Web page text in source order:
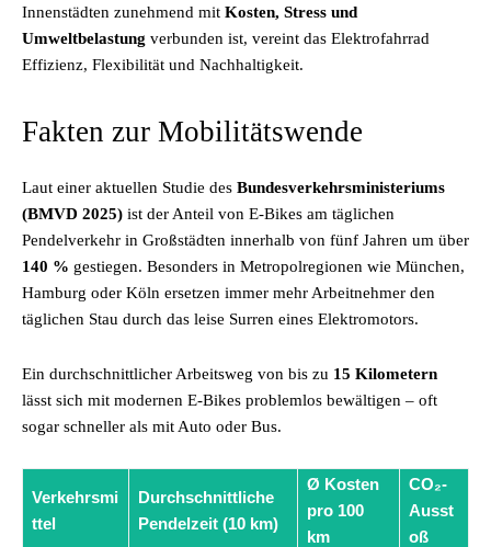
Innenstädten zunehmend mit Kosten, Stress und
Umweltbelastung verbunden ist, vereint das Elektrofahrrad
Effizienz, Flexibilität und Nachhaltigkeit.
Fakten zur Mobilitätswende
Laut einer aktuellen Studie des Bundesverkehrsministeriums
(BMVD 2025) ist der Anteil von E-Bikes am täglichen
Pendelverkehr in Großstädten innerhalb von fünf Jahren um über
140 % gestiegen. Besonders in Metropolregionen wie München,
Hamburg oder Köln ersetzen immer mehr Arbeitnehmer den
täglichen Stau durch das leise Surren eines Elektromotors.
Ein durchschnittlicher Arbeitsweg von bis zu 15 Kilometern
lässt sich mit modernen E-Bikes problemlos bewältigen – oft
sogar schneller als mit Auto oder Bus.
Verkehrsmi
ttel
Durchschnittliche
Pendelzeit (10 km)
Ø Kosten
pro 100
km
CO₂-
Ausst
oß